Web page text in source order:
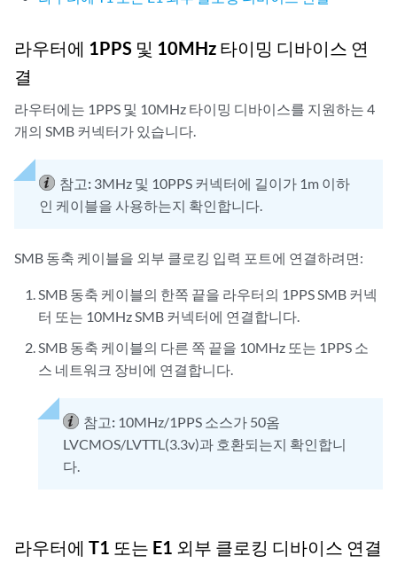
라우터에 1PPS 및 10MHz 타이밍 디바이스 연
결
라우터에는 1PPS 및 10MHz 타이밍 디바이스를 지원하는 4
개의 SMB 커넥터가 있습니다.
참고: 3MHz 및 10PPS 커넥터에 길이가 1m 이하
인 케이블을 사용하는지 확인합니다.
SMB 동축 케이블을 외부 클로킹 입력 포트에 연결하려면:
SMB 동축 케이블의 한쪽 끝을 라우터의 1PPS SMB 커넥
터 또는 10MHz SMB 커넥터에 연결합니다.
SMB 동축 케이블의 다른 쪽 끝을 10MHz 또는 1PPS 소
스 네트워크 장비에 연결합니다.
참고: 10MHz/1PPS 소스가 50옴
LVCMOS/LVTTL(3.3v)과 호환되는지 확인합니
다.
라우터에 T1 또는 E1 외부 클로킹 디바이스 연결